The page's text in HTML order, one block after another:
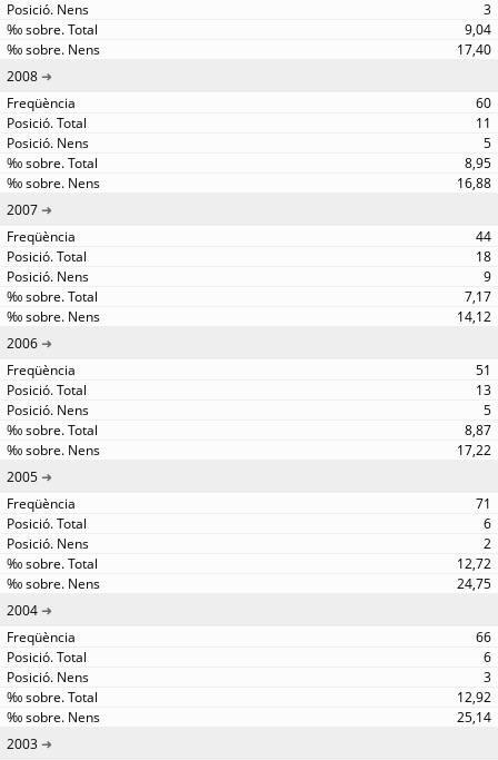
3
9,04
17,40
2008
60
11
5
8,95
16,88
2007
44
18
9
7,17
14,12
2006
51
13
5
8,87
17,22
2005
71
6
2
12,72
24,75
2004
66
6
3
12,92
25,14
2003